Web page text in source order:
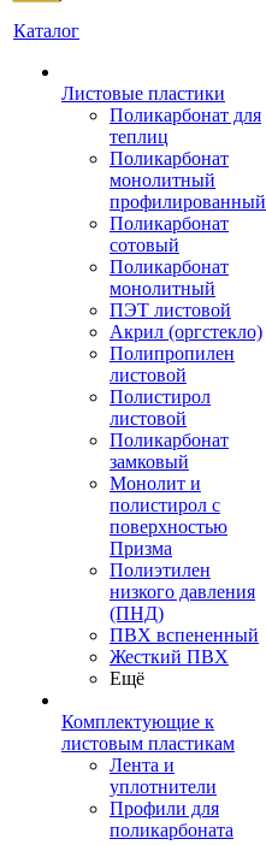
Каталог
Листовые пластики
Поликарбонат для
теплиц
Поликарбонат
монолитный
профилированный
Поликарбонат
сотовый
Поликарбонат
монолитный
ПЭТ листовой
Акрил (оргстекло)
Полипропилен
листовой
Полистирол
листовой
Поликарбонат
замковый
Монолит и
полистирол с
поверхностью
Призма
Полиэтилен
низкого давления
(ПНД)
ПВХ вспененный
Жесткий ПВХ
Ещё
Комплектующие к
листовым пластикам
Лента и
уплотнители
Профили для
поликарбоната